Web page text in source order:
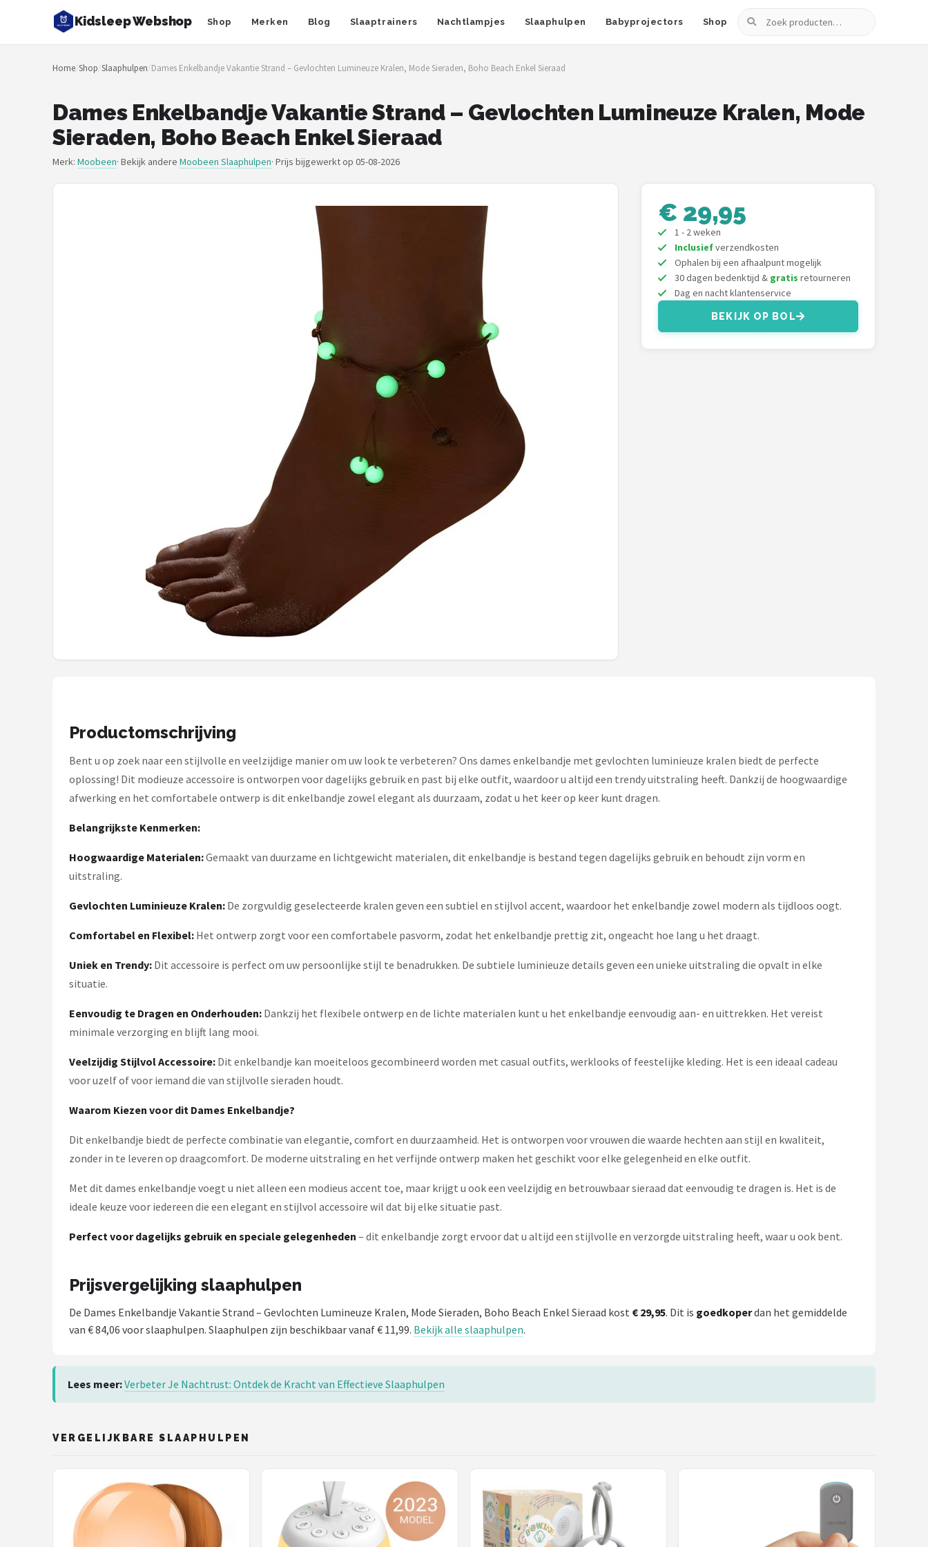
Kidsleep Webshop Shop Merken Blog Slaaptrainers Nachtlampjes Slaaphulpen Babyprojectors Shop
Zoeken
Zoeken
NAVIGATIE
Merken
Blog
Countryfield
Alle merken →
Home/Shop/Slaaphulpen/Dames Enkelbandje Vakantie Strand – Gevlochten Lumineuze Kralen, Mode Sieraden, Boho Beach Enkel Sieraad
Dames Enkelbandje Vakantie Strand – Gevlochten Lumineuze Kralen, Mode
Sieraden, Boho Beach Enkel Sieraad
Merk: Moobeen· Bekijk andere Moobeen Slaaphulpen· Prijs bijgewerkt op 05-08-2026
€ 29,95
1 - 2 weken
Inclusiefverzendkosten
Ophalen bij een afhaalpunt mogelijk
30 dagen bedenktijd & gratis retourneren
Dag en nacht klantenservice
BEKIJK OP BOL
Productomschrijving
Bent u op zoek naar een stijlvolle en veelzijdige manier om uw look te verbeteren? Ons dames enkelbandje met gevlochten luminieuze kralen biedt de perfecte
oplossing! Dit modieuze accessoire is ontworpen voor dagelijks gebruik en past bij elke outfit, waardoor u altijd een trendy uitstraling heeft. Dankzij de hoogwaardige
afwerking en het comfortabele ontwerp is dit enkelbandje zowel elegant als duurzaam, zodat u het keer op keer kunt dragen.
Belangrijkste Kenmerken:
Hoogwaardige Materialen:Gemaakt van duurzame en lichtgewicht materialen, dit enkelbandje is bestand tegen dagelijks gebruik en behoudt zijn vorm en
uitstraling.
Gevlochten Luminieuze Kralen: De zorgvuldig geselecteerde kralen geven een subtiel en stijlvol accent, waardoor het enkelbandje zowel modern als tijdloos oogt.
Comfortabel en Flexibel: Het ontwerp zorgt voor een comfortabele pasvorm, zodat het enkelbandje prettig zit, ongeacht hoe lang u het draagt.
Uniek en Trendy: Dit accessoire is perfect om uw persoonlijke stijl te benadrukken. De subtiele luminieuze details geven een unieke uitstraling die opvalt in elke
situatie.
Eenvoudig te Dragen en Onderhouden: Dankzij het flexibele ontwerp en de lichte materialen kunt u het enkelbandje eenvoudig aan- en uittrekken. Het vereist
minimale verzorging en blijft lang mooi.
Veelzijdig Stijlvol Accessoire: Dit enkelbandje kan moeiteloos gecombineerd worden met casual outfits, werklooks of feestelijke kleding. Het is een ideaal cadeau
voor uzelf of voor iemand die van stijlvolle sieraden houdt.
Waarom Kiezen voor dit Dames Enkelbandje?
Dit enkelbandje biedt de perfecte combinatie van elegantie, comfort en duurzaamheid. Het is ontworpen voor vrouwen die waarde hechten aan stijl en kwaliteit,
zonder in te leveren op draagcomfort. De moderne uitstraling en het verfijnde ontwerp maken het geschikt voor elke gelegenheid en elke outfit.
Met dit dames enkelbandje voegt u niet alleen een modieus accent toe, maar krijgt u ook een veelzijdig en betrouwbaar sieraad dat eenvoudig te dragen is. Het is de
ideale keuze voor iedereen die een elegant en stijlvol accessoire wil dat bij elke situatie past.
Perfect voor dagelijks gebruik en speciale gelegenheden – dit enkelbandje zorgt ervoor dat u altijd een stijlvolle en verzorgde uitstraling heeft, waar u ook bent.
Prijsvergelijking slaaphulpen
De Dames Enkelbandje Vakantie Strand – Gevlochten Lumineuze Kralen, Mode Sieraden, Boho Beach Enkel Sieraad kost € 29,95. Dit is goedkoperdan het gemiddelde
van € 84,06 voor slaaphulpen. Slaaphulpen zijn beschikbaar vanaf € 11,99. Bekijk alle slaaphulpen.
Lees meer:Verbeter Je Nachtrust: Ontdek de Kracht van Effectieve Slaaphulpen
VERGELIJKBARE SLAAPHULPEN